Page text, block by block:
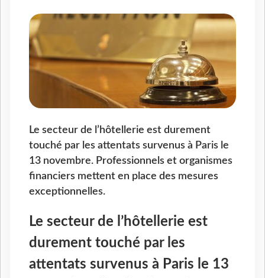
Le secteur de l’hôtellerie est durement
touché par les attentats survenus à Paris le
13 novembre. Professionnels et organismes
financiers mettent en place des mesures
exceptionnelles.
Le secteur de l’hôtellerie est
durement touché par les
attentats survenus à Paris le 13